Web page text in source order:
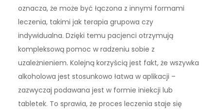
oznacza, że może być łączona z innymi formami
leczenia, takimi jak terapia grupowa czy
indywidualna. Dzięki temu pacjenci otrzymują
kompleksową pomoc w radzeniu sobie z
uzależnieniem. Kolejną korzyścią jest fakt, że wszywka
alkoholowa jest stosunkowo łatwa w aplikacji –
zazwyczaj podawana jest w formie iniekcji lub
tabletek. To sprawia, że proces leczenia staje się